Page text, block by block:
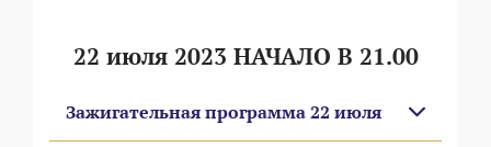
22 июля 2023 НАЧАЛО В 21.00
Зажигательная программа 22 июля